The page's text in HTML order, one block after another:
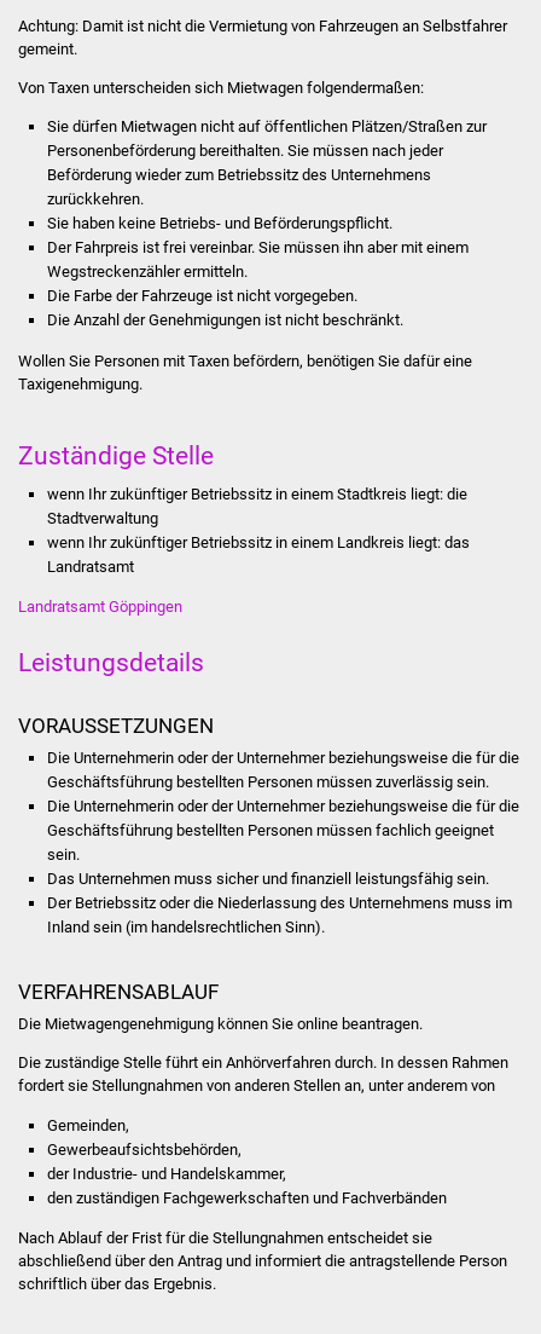
Stadtinfo
Jubiläumsjahr 2021
Partnerstädte
Sanierung Bizethalle
Dienstleistungen
Formulare
Bildung
Schulen
Kolping-Musikschule
Volkshochschule
Achtung: Damit ist nicht die Vermietung von Fahrzeugen an Selbstfahrer
gemeint.
Von Taxen unterscheiden sich Mietwagen folgendermaßen:
Sie dürfen Mietwagen nicht auf öffentlichen Plätzen/Straßen zur
Personenbeförderung bereithalten. Sie müssen nach jeder
Beförderung wieder zum Betriebssitz des Unternehmens
zurückkehren.
Sie haben keine Betriebs- und Beförderungspflicht.
Der Fahrpreis ist frei vereinbar. Sie müssen ihn aber mit einem
Wegstreckenzähler ermitteln.
Die Farbe der Fahrzeuge ist nicht vorgegeben.
Die Anzahl der Genehmigungen ist nicht beschränkt.
Wollen Sie Personen mit Taxen befördern, benötigen Sie dafür eine
Taxigenehmigung.
Zuständige Stelle
wenn Ihr zukünftiger Betriebssitz in einem Stadtkreis liegt: die
Stadtverwaltung
wenn Ihr zukünftiger Betriebssitz in einem Landkreis liegt: das
Landratsamt
Landratsamt Göppingen
Leistungsdetails
VORAUSSETZUNGEN
Die Unternehmerin oder der Unternehmer beziehungsweise die für die
Geschäftsführung bestellten Personen müssen zuverlässig sein.
Die Unternehmerin oder der Unternehmer beziehungsweise die für die
Geschäftsführung bestellten Personen müssen fachlich geeignet
sein.
Das Unternehmen muss sicher und finanziell leistungsfähig sein.
Der Betriebssitz oder die Niederlassung des Unternehmens muss im
Inland sein(im handelsrechtlichen Sinn).
VERFAHRENSABLAUF
Die Mietwagengenehmigung können Sie online beantragen.
Die zuständige Stelle führt ein Anhörverfahren durch. In dessen Rahmen
fordert sie Stellungnahmen von anderen Stellen an, unter anderem von
Gemeinden,
Gewerbeaufsichtsbehörden,
der Industrie- und Handelskammer,
den zuständigen Fachgewerkschaften und Fachverbänden
Nach Ablauf der Frist für die Stellungnahmen entscheidet sie
abschließend über den Antrag und informiert die antragstellende Person
schriftlich über das Ergebnis.